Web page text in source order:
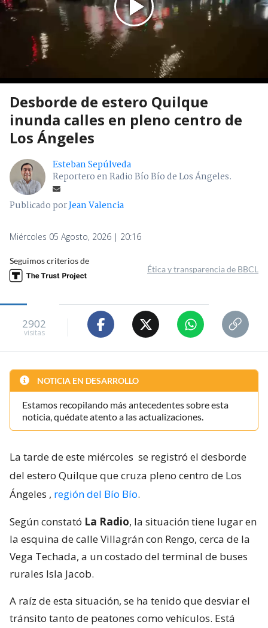
Desborde de estero Quilque
inunda calles en pleno centro de
Los Ángeles
Esteban Sepúlveda
Reportero en Radio Bío Bío de Los Ángeles.
Publicado porJean Valencia
Miércoles 05 Agosto, 2026 | 20:16
Seguimos criterios de
Ética y transparencia de BBCL
2902
visitas
NOTICIA EN DESARROLLO
Estamos recopilando más antecedentes sobre esta
noticia, quédate atento a las actualizaciones.
La tarde de este miércoles se registró el desborde
del estero Quilque que cruza pleno centro de Los
Ángeles , región del Bío Bío.
Según constató La Radio, la situación tiene lugar en
la esquina de calle Villagrán con Rengo, cerca de la
Vega Techada, a un costado del terminal de buses
rurales Isla Jacob.
A raíz de esta situación, se ha tenido que desviar el
tránsito tanto de peatones como vehículos. Está